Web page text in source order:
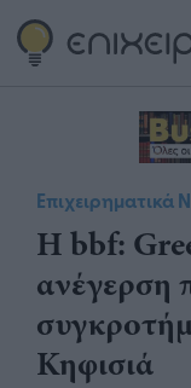
Επιχειρηματικά
Η bbf:
ανέγερση
Κηφισιά